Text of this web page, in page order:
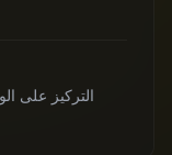
التركيز على